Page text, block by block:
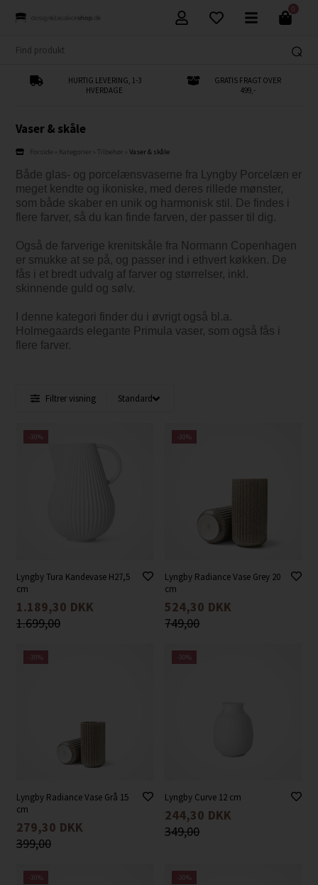
0
HURTIG LEVERING, 1-3
HVERDAGE
GRATIS FRAGT OVER
499,-
Vaser & skåle
Forside Kategorier Tilbehør »Vaser & skåle
Både glas- og porcelænsvaserne fra Lyngby Porcelæn er
meget kendte og ikoniske, med deres rillede mønster,
som både skaber en unik og harmonisk stil. De findes i
flere farver, så du kan finde farven, der passer til dig.
Også de farverige krenitskåle fra Normann Copenhagen
er smukke at se på, og passer ind i ethvert køkken. De
fås i et bredt udvalg af farver og størrelser, inkl.
skinnende guld og sølv.
I denne kategori finder du i øvrigt også bl.a.
Holmegaards elegante Primula vaser, som også fås i
flere farver.
Filtrer visning
-30%
Lyngby Tura Kandevase H27,5
cm
1.189,30 DKK
1.699,00
-30%
Lyngby Radiance Vase Grey 20
cm
524,30 DKK
749,00
-30%
Lyngby Radiance Vase Grå 15
cm
279,30 DKK
399,00
-30%
Lyngby Curve 12 cm
244,30 DKK
349,00
-30% -30%